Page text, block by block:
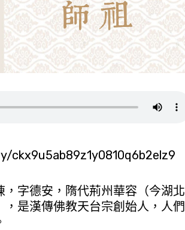
ckx9u5ab89z1y0810q6b2elz9
字德安，隋代荊州華容（今湖北
是漢傳佛教天台宗創始人，人們